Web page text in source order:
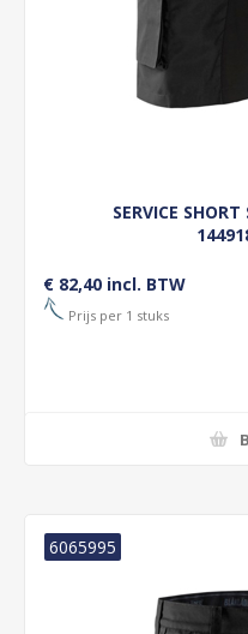
SERVICE
€ 82,40 incl. BTW
Prijs per 1 stuks
6065995